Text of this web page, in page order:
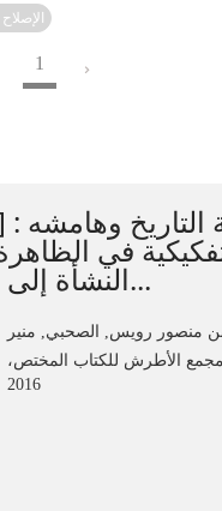
1
التاريخ
في
النشأة إلى الإصلاح الصح...
منصور رويس, الصحبي, منير
الأطرش للكتاب المختص‏،
‏2016